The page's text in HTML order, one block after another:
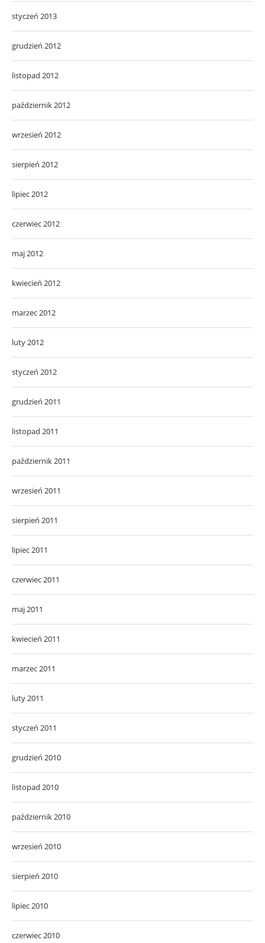
styczeń 2013
grudzień 2012
listopad 2012
październik 2012
wrzesień 2012
sierpień 2012
lipiec 2012
czerwiec 2012
maj 2012
kwiecień 2012
marzec 2012
luty 2012
styczeń 2012
grudzień 2011
listopad 2011
październik 2011
wrzesień 2011
sierpień 2011
lipiec 2011
czerwiec 2011
maj 2011
kwiecień 2011
marzec 2011
luty 2011
styczeń 2011
grudzień 2010
listopad 2010
październik 2010
wrzesień 2010
sierpień 2010
lipiec 2010
czerwiec 2010